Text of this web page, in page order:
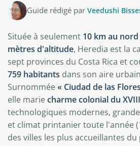
Guide rédigé par Veedushi
Située à seulement 10 km au nord
mètres d'altitude, Heredia est la
sept provinces du Costa Rica et
759 habitants dans son aire
Surnommée« Ciudad de las
elle mariecharme colonial du
technologiques modernes,
et climat printanier toute l'année
des villes les plus accueillantes